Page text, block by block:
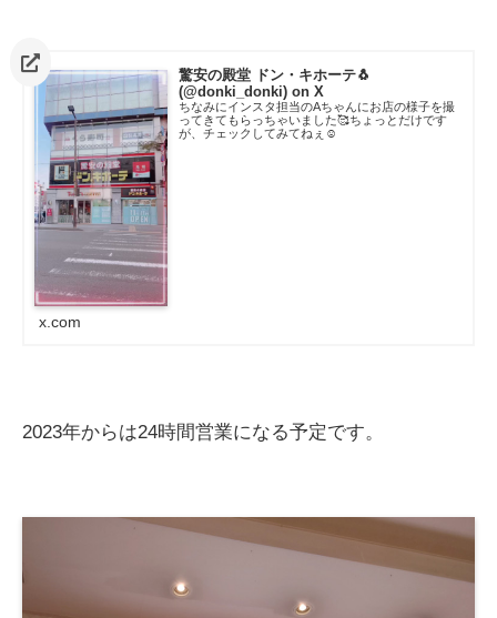
驚安の殿堂 ドン・キホーテ🐧
(@donki_donki) on X
ちなみにインスタ担当のAちゃんにお店の様子を撮
ってきてもらっちゃいました🥰ちょっとだけです
が、チェックしてみてねぇ☺️
x.com
2023年からは24時間営業になる予定です。